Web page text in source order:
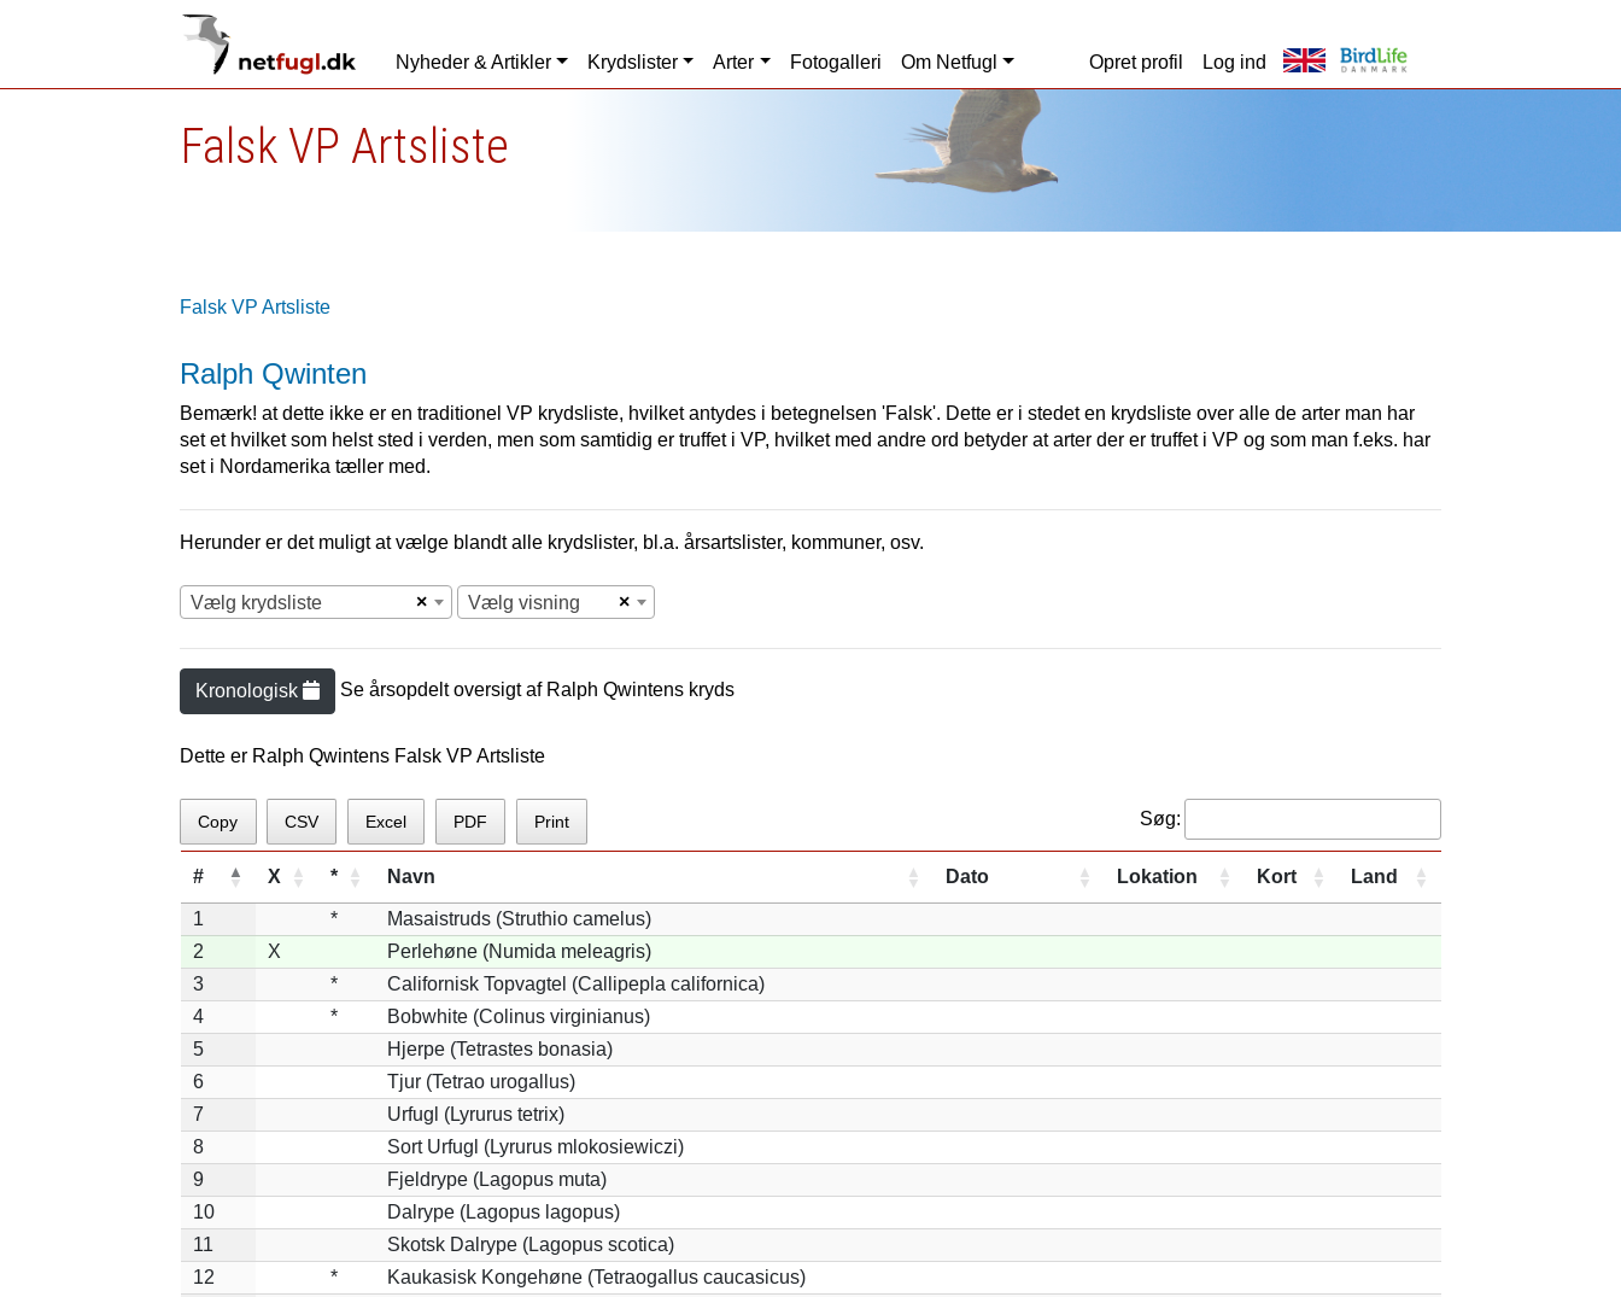
Nyheder & Artikler Krydslister Arter Fotogalleri Om Netfugl Opret profil Log ind
Falsk VP Artsliste
Falsk VP Artsliste
Ralph Qwinten
Bemærk! at dette ikke er en traditionel VP krydsliste, hvilket antydes i betegnelsen 'Falsk'. Dette er i stedet en krydsliste over alle de arter man har
set et hvilket som helst sted i verden, men som samtidig er truffet i VP, hvilket med andre ord betyder at arter der er truffet i VP og som man f.eks. har
set i Nordamerika tæller med.
Herunder er det muligt at vælge blandt alle krydslister, bl.a. årsartslister, kommuner, osv.
×
Vælg krydsliste ×
Vælg visning
Kronologisk Se årsopdelt oversigt af Ralph Qwintens kryds
Dette er Ralph Qwintens Falsk VP Artsliste
Copy CSV Excel PDF Print Søg:
# X * Navn Dato Lokation Kort Land
1 *
Masaistruds (Struthio camelus)
2
X
Perlehøne (Numida meleagris)
3
*
Californisk Topvagtel (Callipepla californica)
4
*
Bobwhite (Colinus virginianus)
5
Hjerpe (Tetrastes bonasia)
6
Tjur (Tetrao urogallus)
7
Urfugl (Lyrurus tetrix)
8
Sort Urfugl (Lyrurus mlokosiewiczi)
9
Fjeldrype (Lagopus muta)
10
Dalrype (Lagopus lagopus)
11
Skotsk Dalrype (Lagopus scotica)
12
*
Kaukasisk Kongehøne (Tetraogallus caucasicus)